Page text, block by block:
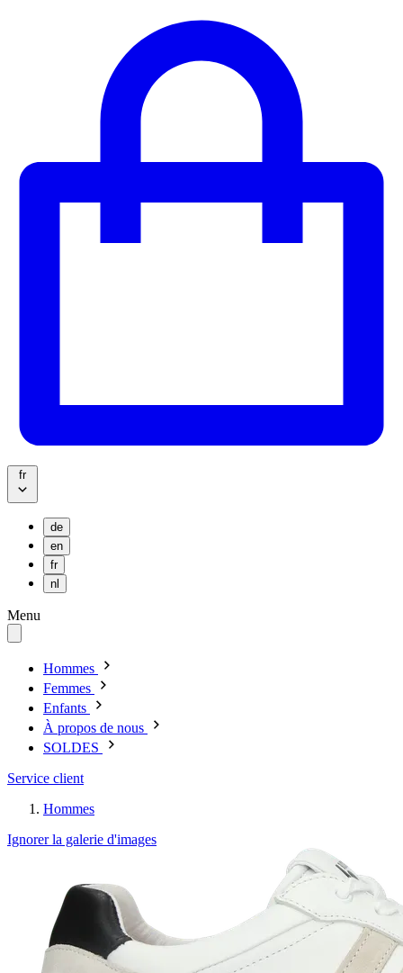
fr
de
en
fr
nl
Menu
Hommes
Femmes
Enfants
À propos de nous
SOLDES
Service client
Hommes
Ignorer la galerie d'images